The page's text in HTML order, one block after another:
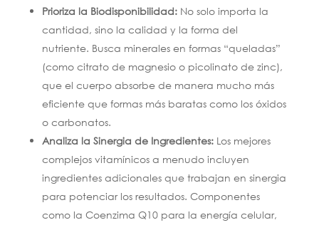
Prioriza la Biodisponibilidad:No solo importa la
cantidad, sino la calidad y la forma del
nutriente. Busca minerales en formas “queladas”
(como citrato de magnesio o picolinato de zinc),
que el cuerpo absorbe de manera mucho más
eficiente que formas más baratas como los óxidos
o carbonatos.
Analiza la Sinergia de Ingredientes:Los mejores
complejos vitamínicos a menudo incluyen
ingredientes adicionales que trabajan en sinergia
para potenciar los resultados. Componentes
como la Coenzima Q10 para la energía celular,